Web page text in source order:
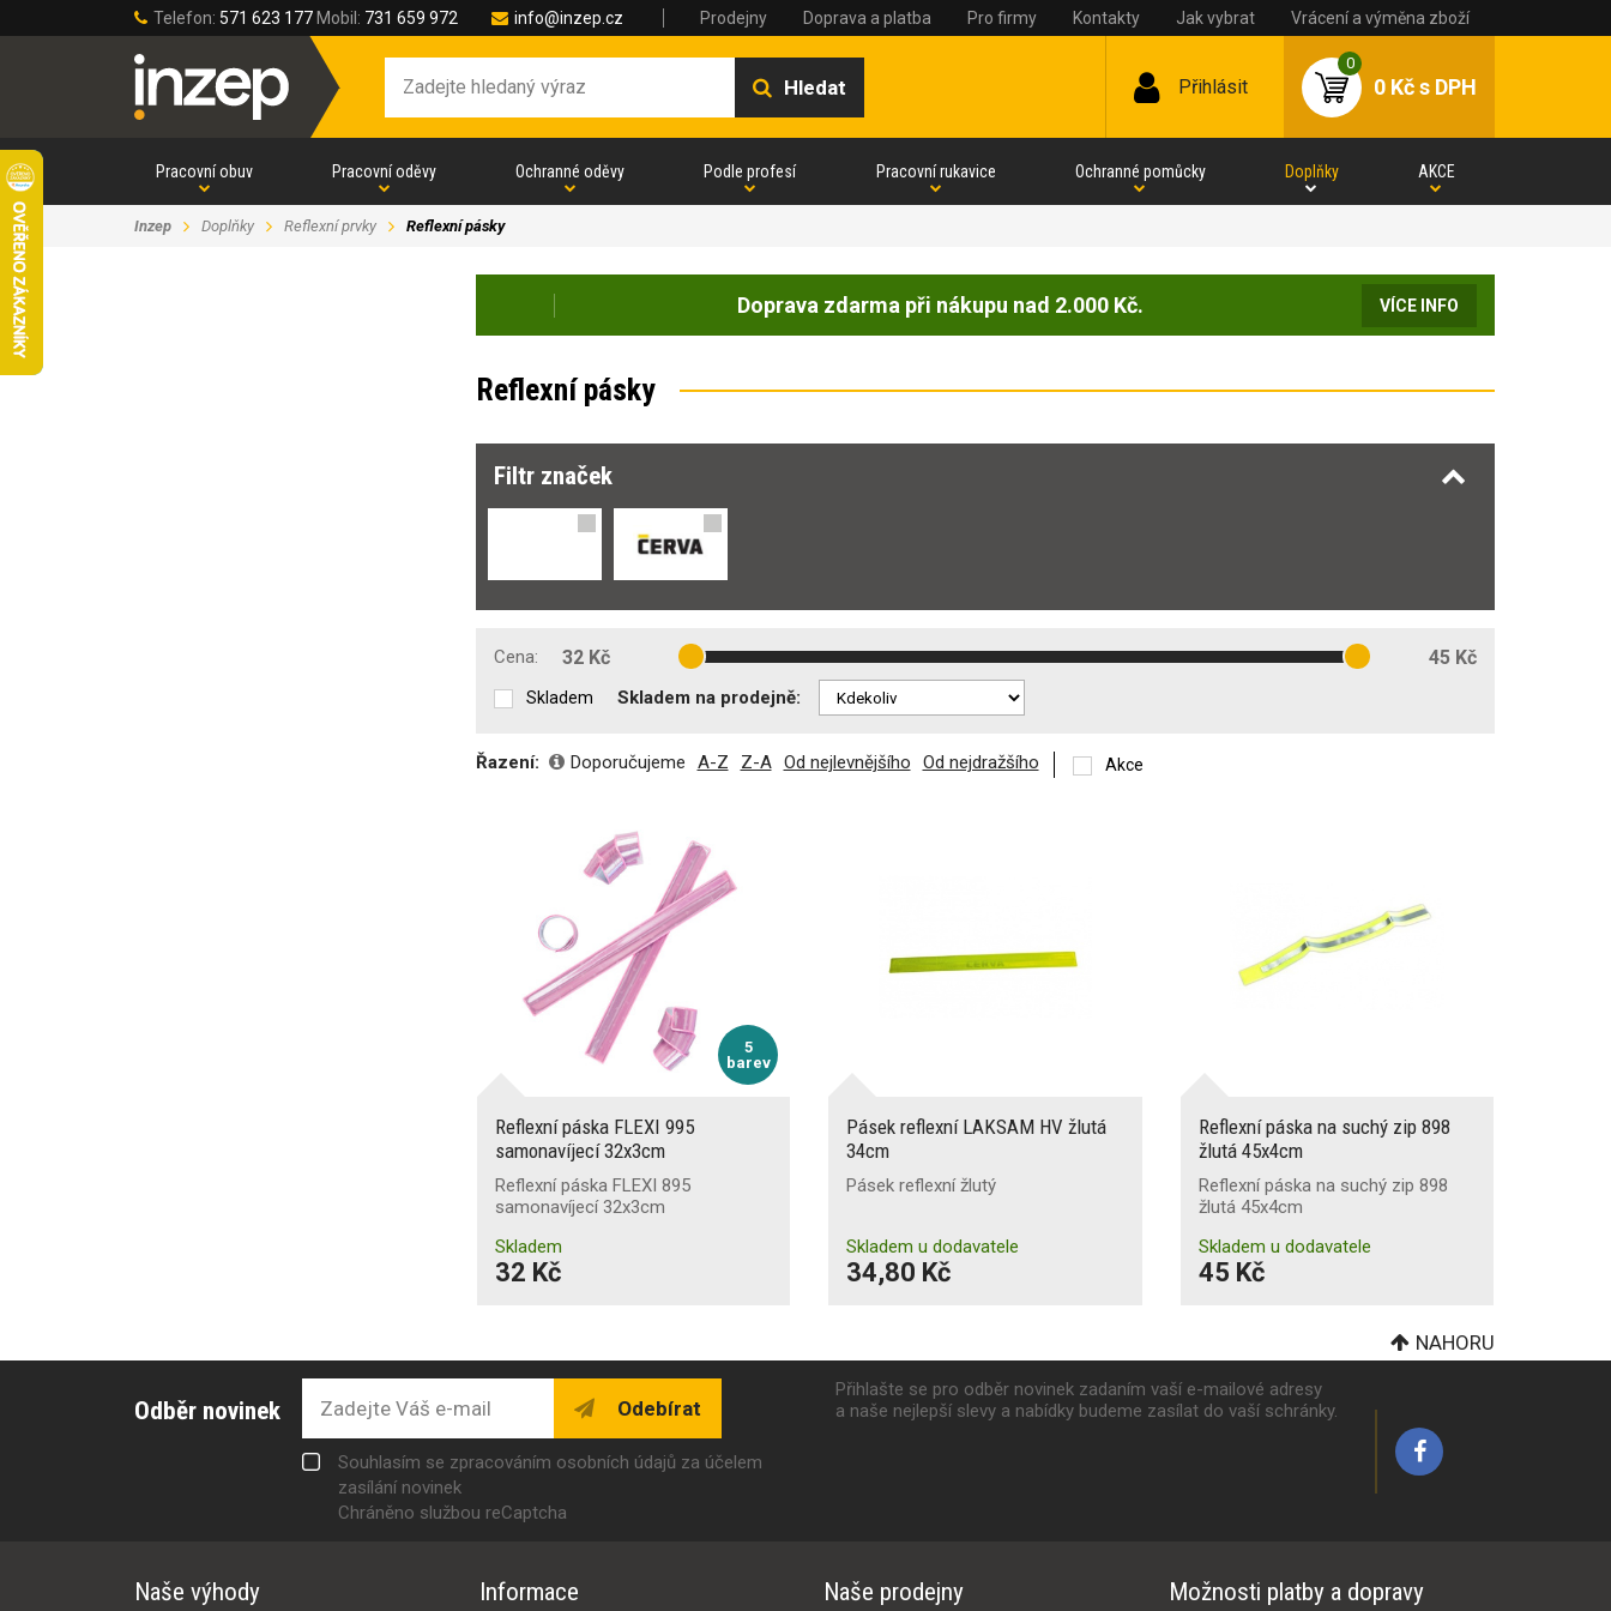
Telefon: 571 623 177 Mobil: 731 659 972 info@inzep.cz Prodejny Doprava a platba Pro firmy Kontakty Jak vybrat Vrácení a výměna zboží
Hledat Přihlásit
0
0 Kčs DPH
Pracovní obuv Pracovní oděvy Ochranné oděvy Podle profesí Pracovní rukavice Ochranné pomůcky Doplňky AKCE
Inzep Doplňky Reflexní prvky Reflexní pásky
Doprava zdarma při nákupu nad 2.000 Kč. VÍCE INFO
Reflexní pásky
Filtr značek
Cena: 32 Kč 45 Kč
Skladem Skladem na prodejně:
Řazení: Doporučujeme A-Z Z-A Od nejlevnějšího Od nejdražšího Akce
5
barev
Reflexní páska FLEXI 995
samonavíjecí 32x3cm
Reflexní páska FLEXI 895
samonavíjecí 32x3cm
Skladem
32 Kč
Pásek reflexní LAKSAM HV žlutá
34cm
Pásek reflexní žlutý
Skladem u dodavatele
34,80 Kč
Reflexní páska na suchý zip 898
žlutá 45x4cm
Reflexní páska na suchý zip 898
žlutá 45x4cm
Skladem u dodavatele
45 Kč
NAHORU
Odběr novinek Odebírat
Souhlasím se zpracováním osobních údajů za účelem
zasílání novinek
Chráněno službou reCaptcha
Přihlašte se pro odběr novinek zadaním vaší e-mailové adresy
a naše nejlepší slevy a nabídky budeme zasílat do vaší schránky.
Naše výhody Informace Naše prodejny Možnosti platby a dopravy